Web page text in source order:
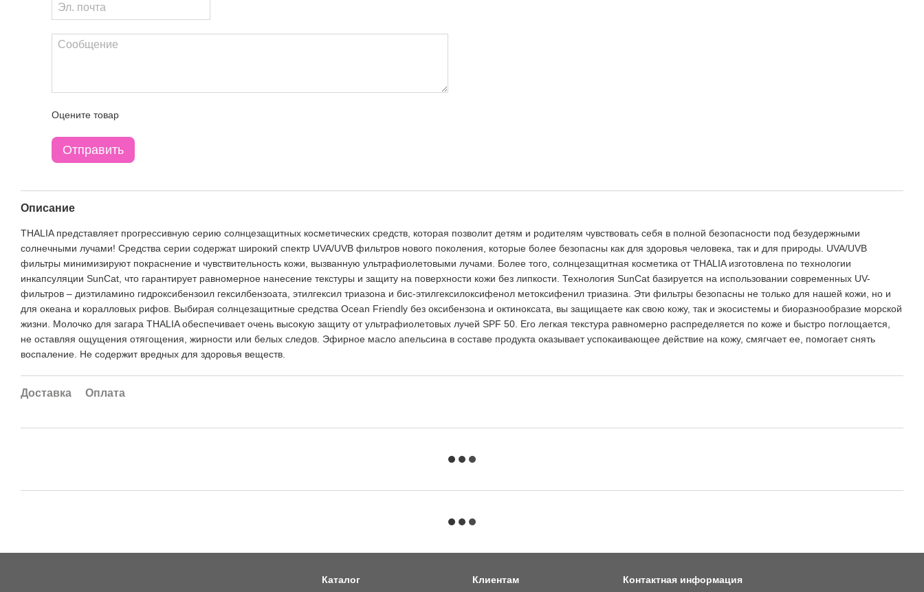
Оцените товар
Отправить
Описание
THALIA представляет прогрессивную серию солнцезащитных косметических средств, которая позволит детям и родителям чувствовать себя в полной безопасности под безудержными
солнечными лучами! Средства серии содержат широкий спектр UVA/UVB фильтров нового поколения, которые более безопасны как для здоровья человека, так и для природы. UVA/UVB
фильтры минимизируют покраснение и чувствительность кожи, вызванную ультрафиолетовыми лучами. Более того, солнцезащитная косметика от THALIA изготовлена ​​по технологии
инкапсуляции SunCat, что гарантирует равномерное нанесение текстуры и защиту на поверхности кожи без липкости. Технология SunCat базируется на использовании современных UV-
фильтров – диэтиламино гидроксибензоил гексилбензоата, этилгексил триазона и бис-этилгексилоксифенол метоксифенил триазина. Эти фильтры безопасны не только для нашей кожи, но и
для океана и коралловых рифов. Выбирая солнцезащитные средства Ocean Friendly без оксибензона и октиноксата, вы защищаете как свою кожу, так и экосистемы и биоразнообразие морской
жизни. Молочко для загара THALIA обеспечивает очень высокую защиту от ультрафиолетовых лучей SPF 50. Его легкая текстура равномерно распределяется по коже и быстро поглощается,
не оставляя ощущения отягощения, жирности или белых следов. Эфирное масло апельсина в составе продукта оказывает успокаивающее действие на кожу, смягчает ее, помогает снять
воспаление. Не содержит вредных для здоровья веществ.
Доставка Оплата
Каталог Клиентам Контактная информация